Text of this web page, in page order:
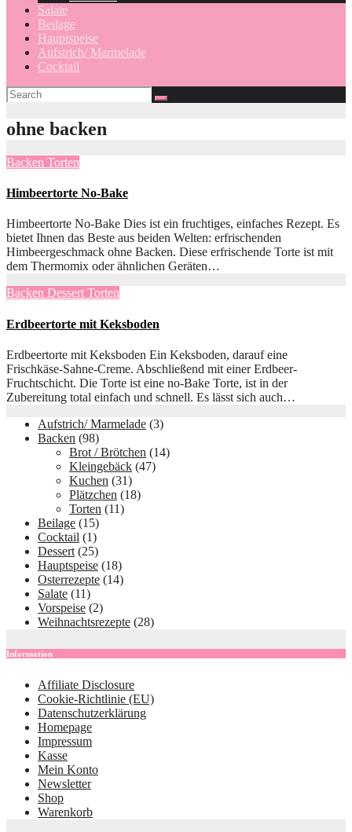
Salate
Beilage
Hauptspeise
Aufstrich/ Marmelade
Cocktail
ohne backen
Backen Torten
Himbeertorte No-Bake
Himbeertorte No-Bake Dies ist ein fruchtiges, einfaches Rezept. Es
bietet Ihnen das Beste aus beiden Welten: erfrischenden
Himbeergeschmack ohne Backen. Diese erfrischende Torte ist mit
dem Thermomix oder ähnlichen Geräten…
Backen Dessert Torten
Erdbeertorte mit Keksboden
Erdbeertorte mit Keksboden Ein Keksboden, darauf eine
Frischkäse-Sahne-Creme. Abschließend mit einer Erdbeer-
Fruchtschicht. Die Torte ist eine no-Bake Torte, ist in der
Zubereitung total einfach und schnell. Es lässt sich auch…
Aufstrich/ Marmelade (3)
Backen (98)
Brot / Brötchen (14)
Kleingebäck (47)
Kuchen (31)
Plätzchen (18)
Torten (11)
Beilage (15)
Cocktail (1)
Dessert (25)
Hauptspeise (18)
Osterrezepte (14)
Salate (11)
Vorspeise (2)
Weihnachtsrezepte (28)
Information
Affiliate Disclosure
Cookie-Richtlinie (EU)
Datenschutzerklärung
Homepage
Impressum
Kasse
Mein Konto
Newsletter
Shop
Warenkorb